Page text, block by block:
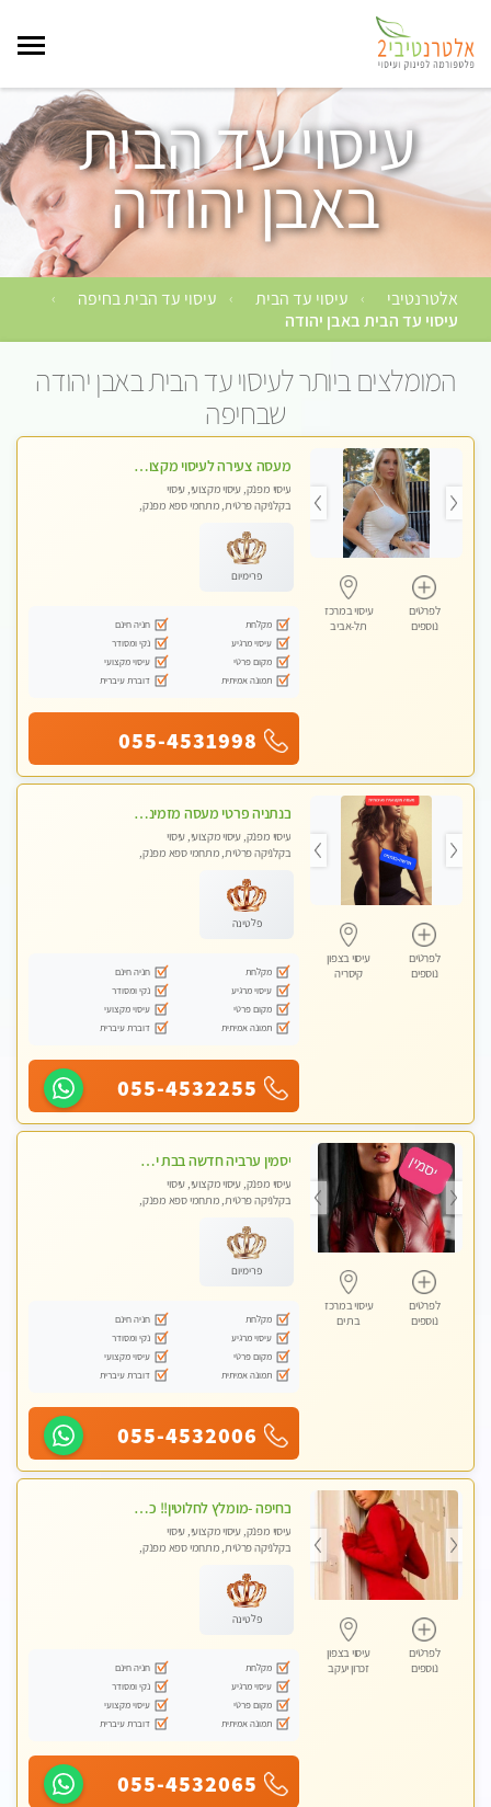
עיסוי עד הבית
באבן יהודה
אלטרנטיבי › עיסוי עד הבית › עיסוי עד הבית בחיפה ›
עיסוי עד הבית באבן יהודה
המומלצים ביותר לעיסוי עד הבית באבן יהודה
שבחיפה
לפרטים
נוספים
עיסוי במרכז
תל-אביב
מעסה צעירה לעיסוי מקצועי בבת-ים ללא מין !!
עיסוי מפנק, עיסוי מקצועי, עיסוי
בקלניקה פרטית, מתחמי ספא מפנק,
טנטרה
פרימיום
מקלחת
חניה חינם
עיסוי מרגיע
נקי ומסודר
מקום פרטי
עיסוי מקצועי
תמונה אמיתית
דוברת עיברית
055-4531998
לפרטים
נוספים
עיסוי בצפון
קיסריה
בנתניה פרטי מעסה מזמינה אותך למפגש אחד על אחד בלי שותפות! פינוק מרגיע vip
עיסוי מפנק, עיסוי מקצועי, עיסוי
בקלניקה פרטית, מתחמי ספא מפנק,
פלטינה
מקלחת
חניה חינם
עיסוי מרגיע
נקי ומסודר
מקום פרטי
עיסוי מקצועי
תמונה אמיתית
דוברת עיברית
055-4532255
לפרטים
נוספים
עיסוי במרכז
בת ים
יסמין ערביה חדשה בבת ים חדש חדש .כל סוגי העיסויים במקום הכי מושלם בעיר בת ים . highly recommended..new in the city
עיסוי מפנק, עיסוי מקצועי, עיסוי
בקלניקה פרטית, מתחמי ספא מפנק,
טנטרה
פרימיום
מקלחת
חניה חינם
עיסוי מרגיע
נקי ומסודר
מקום פרטי
עיסוי מקצועי
תמונה אמיתית
דוברת עיברית
055-4532006
לפרטים
נוספים
עיסוי בצפון
זכרון יעקב
בחיפה -מומלץ לחלוטין!! כל סוגי העיסויים מעסה מקצועית ואיכותית פרטי!!!
עיסוי מפנק, עיסוי מקצועי, עיסוי
בקלניקה פרטית, מתחמי ספא מפנק,
טנטרה
פלטינה
מקלחת
חניה חינם
עיסוי מרגיע
נקי ומסודר
מקום פרטי
עיסוי מקצועי
תמונה אמיתית
דוברת עיברית
055-4532065